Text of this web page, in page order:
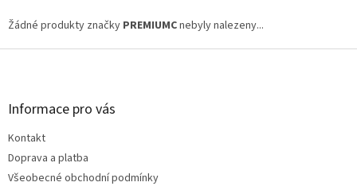
Žádné produkty značky PREMIUMCnebyly nalezeny...
Z
Informace pro vás
Kontakt
Doprava a platba
Všeobecné obchodní podmínky